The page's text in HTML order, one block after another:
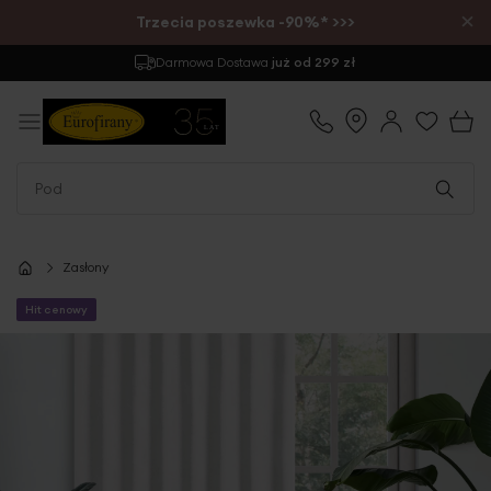
Trzecia poszewka -90%* >>> ×
Darmowa Dostawa już od 299 zł
Zasłony
Hit cenowy